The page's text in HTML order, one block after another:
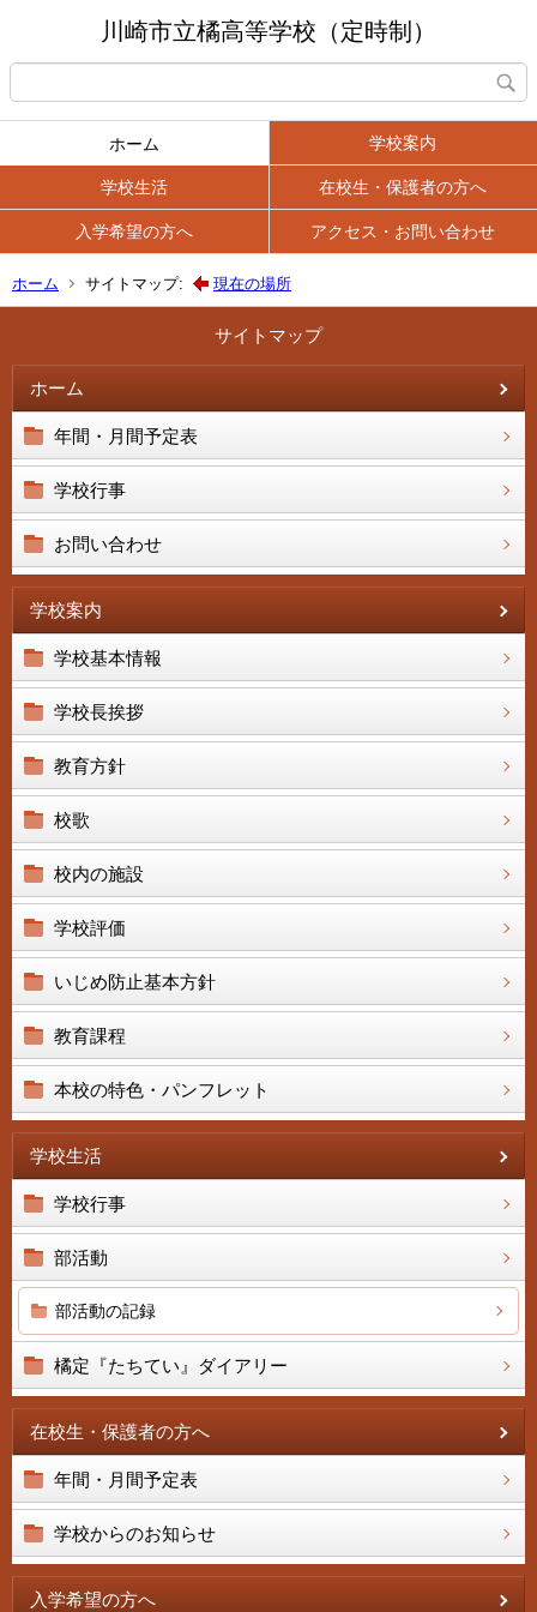
川崎市立橘高等学校（定時制）
ホーム 学校案内
学校生活 在校生・保護者の方へ
入学希望の方へ アクセス・お問い合わせ
ホーム サイトマップ: 現在の場所
サイトマップ
ホーム
年間・月間予定表
学校行事
お問い合わせ
学校案内
学校基本情報
学校長挨拶
教育方針
校歌
校内の施設
学校評価
いじめ防止基本方針
教育課程
本校の特色・パンフレット
学校生活
学校行事
部活動
部活動の記録
橘定『たちてい』ダイアリー
在校生・保護者の方へ
年間・月間予定表
学校からのお知らせ
入学希望の方へ